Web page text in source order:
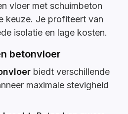
vloer met schuimbeton
keuze. Je profiteert van
isolatie en lage kosten.
betonvloer
biedt verschillende
maximale stevigheid